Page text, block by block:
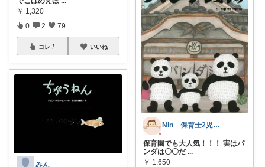
￥ 1,320
0 2 79
コレ いいね
みん
Nin 保育士2児mamaのリアル
保育園でも大人気！！！ 実はパ
ンダは〇〇だ ...
￥ 1,650